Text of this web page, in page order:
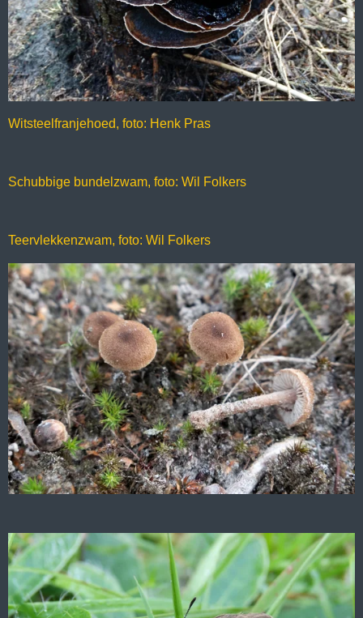
Witsteelfranjehoed, foto: Henk Pras
Schubbige bundelzwam, foto: Wil Folkers
Teervlekkenzwam, foto: Wil Folkers